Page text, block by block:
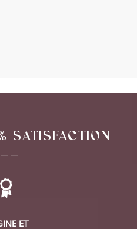
SATISFACTION
ET